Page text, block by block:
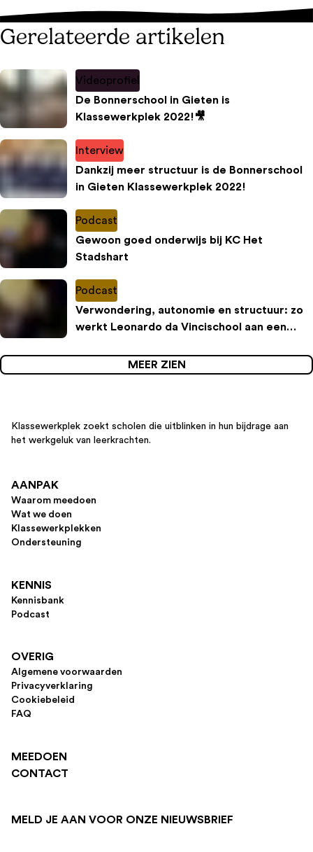
Gerelateerde artikelen
Videoprofiel
De Bonnerschool in Gieten is
Klassewerkplek 2022!🎥
Interview
Dankzij meer structuur is de Bonnerschool
in Gieten Klassewerkplek 2022!
Podcast
Gewoon goed onderwijs bij KC Het
Stadshart
Podcast
Verwondering, autonomie en structuur: zo
werkt Leonardo da Vincischool aan een
MEER ZIEN
Klassewerkplek zoekt scholen die uitblinken in hun bijdrage aan
het werkgeluk van leerkrachten.
AANPAK
Waarom meedoen
Wat we doen
Klassewerkplekken
Ondersteuning
KENNIS
Kennisbank
Podcast
OVERIG
Algemene voorwaarden
Privacyverklaring
Cookiebeleid
FAQ
MEEDOEN
CONTACT
MELD JE AAN VOOR ONZE NIEUWSBRIEF